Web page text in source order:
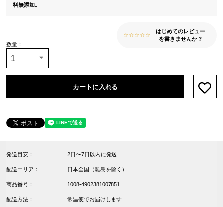
料無添加。
はじめてのレビュー
を書きませんか？
カートに入れる
発送目安： 2日〜7日以内に発送
配送エリア： 日本全国（離島を除く）
商品番号： 1008-4902381007851
配送方法： 常温便でお届けします